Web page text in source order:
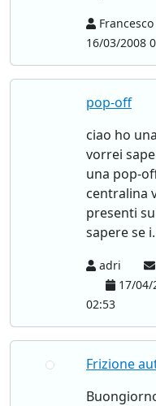
Francesco
16/03/2008
pop-off
ciao ho
vorrei
una pop-
centralina
presenti
sapere se
adri
17/04/
02:53
Frizione